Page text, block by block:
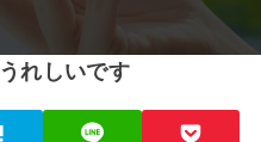
れしいです